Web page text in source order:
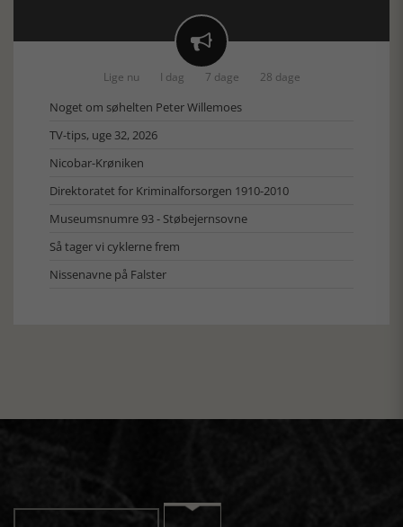

Lige nu I dag 7 dage 28 dage
Noget om søhelten Peter Willemoes
TV-tips, uge 32, 2026
Nicobar-Krøniken
Direktoratet for Kriminalforsorgen 1910-2010
Museumsnumre 93 - Støbejernsovne
Så tager vi cyklerne frem
Nissenavne på Falster